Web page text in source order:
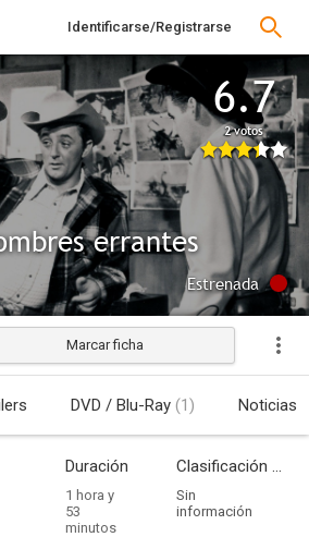
Identificarse/Registrarse
6.7
2 votos
errantes
Estrenada
Marcar ficha
DVD / Blu-Ray (1) Noticias
Duración
1 hora y
53
minutos
Clasificación por edades
Sin
información